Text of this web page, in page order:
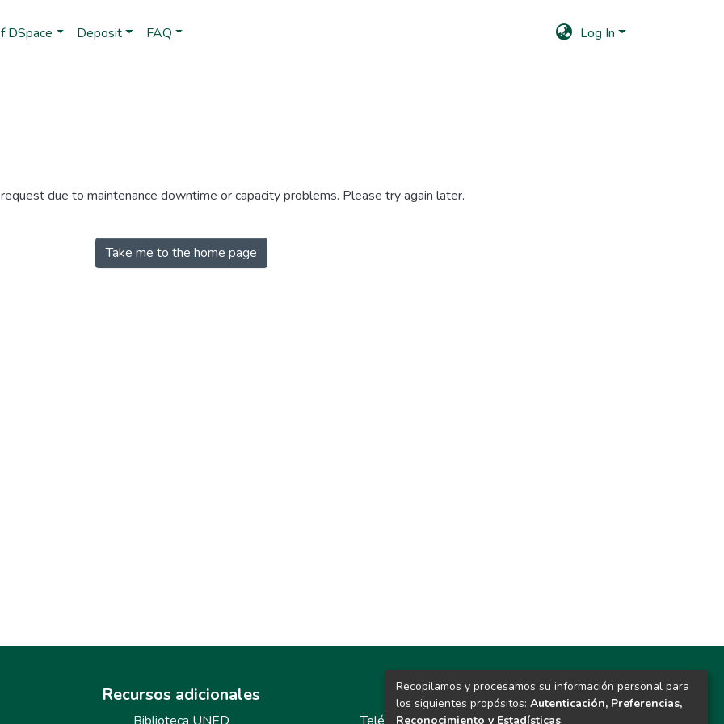
DSpace Deposit FAQ Log In
due to maintenance downtime or capacity problems. Please try again later.
Take me to the home page
Recursos adicionales Contacto
Recopilamos y procesamos su información personal para
los siguientes propósitos: Autenticación, Preferencias,
Reconocimiento y Estadísticas.